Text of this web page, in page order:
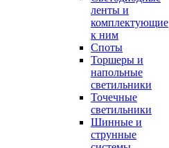
ленты и
комплектующие
к ним
Споты
Торшеры и
напольные
светильники
Точечные
светильники
Шинные и
струнные